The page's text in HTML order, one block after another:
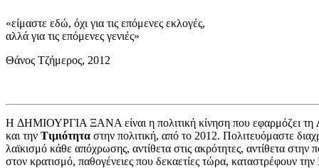
«είμαστε εδώ, όχι για τις επόμενες εκλογές,
αλλά για τις επόμενες γενιές»
Θάνος Τζήμερος, 2012
H ΔΗΜΙΟΥΡΓΙΑ ΞΑΝΑ είναι η πολιτική κίνηση που εφαρμόζει τη
και την Τιμιότητα στην πολιτική, από το 2012. Πολιτευόμαστε
λαϊκισμό κάθε απόχρωσης, αντίθετα στις ακρότητες, αντίθετα στην
στον κρατισμό, παθογένειες που δεκαετίες τώρα, καταστρέφουν